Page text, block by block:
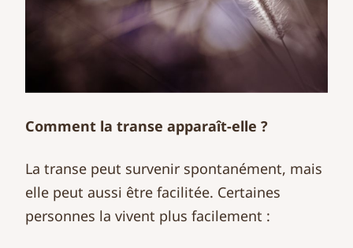
Comment la transe apparaît-elle ?
La transe peut survenir spontanément, mais
elle peut aussi être facilitée. Certaines
personnes la vivent plus facilement :